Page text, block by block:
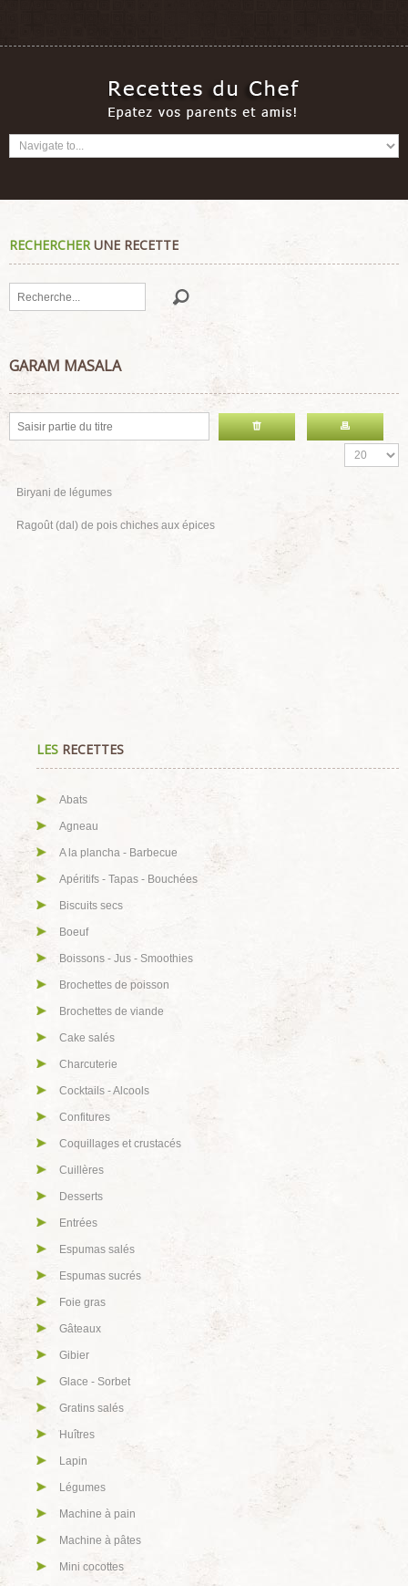
RECHERCHERUNE RECETTE
Rechercher
GARAM MASALA
Biryani de légumes
Ragoût (dal) de pois chiches aux épices
LES RECETTES
Abats
Agneau
A la plancha - Barbecue
Apéritifs - Tapas - Bouchées
Biscuits secs
Boeuf
Boissons - Jus - Smoothies
Brochettes de poisson
Brochettes de viande
Cake salés
Charcuterie
Cocktails - Alcools
Confitures
Coquillages et crustacés
Cuillères
Desserts
Entrées
Espumas salés
Espumas sucrés
Foie gras
Gâteaux
Gibier
Glace - Sorbet
Gratins salés
Huîtres
Lapin
Légumes
Machine à pain
Machine à pâtes
Mini cocottes